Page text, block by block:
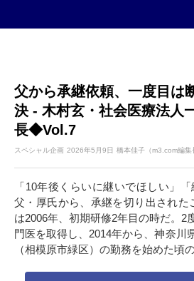
父から承継依頼、一度目は
決 - 木村玄・社会医療法人
長◆Vol.7
スペシャル企画 2026年5月9日 橋本佳子（m3.com編集
「10年後くらいに継いでほしい」
父・厚氏から、承継を切り出された
は2006年、初期研修2年目の時だ。2
門医を取得し、2014年から、神奈川
（相模原市緑区）の勤務を始めた頃